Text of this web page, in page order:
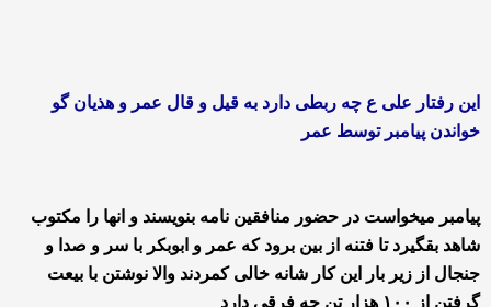
این رفتار علی ع چه ربطی دارد به قیل و قال عمر و هذیان گو
خواندن پیامبر توسط عمر
پیامبر میخواست در حضور منافقین نامه بنویسند و انها را مکتوب
شاهد بقگیرد تا فتنه از بین برود که عمر و ابوبکر با سر و صدا و
جنجال از زیر بار این کار شانه خالی کمردند والا نوشتن با بیعت
گرفتن از ۱۰۰ هزار تن چه فرقی دارد